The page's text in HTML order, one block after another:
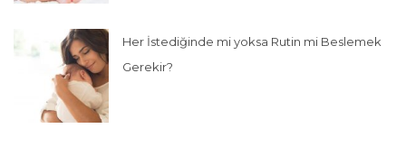
Her İstediğinde mi yoksa Rutin mi Beslemek
Gerekir?